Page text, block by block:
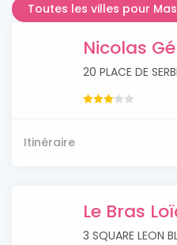
Toutes les villes pour
Nicolas
20 PLACE DE
Itinéraire
Le Bras
3 SQUARE LEON